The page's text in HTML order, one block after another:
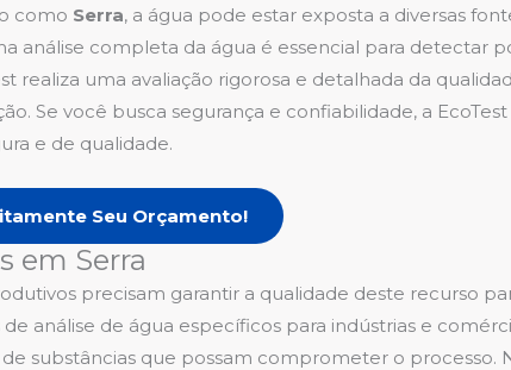
como Serra, a água pode estar exposta a diversas
análise completa da água é essencial para detectar
realiza uma avaliação rigorosa e detalhada da
Se você busca segurança e confiabilidade, a
e de qualidade.
Seu Orçamento!
em Serra
precisam garantir a qualidade deste recurso
análise de água específicos para indústrias e
substâncias que possam comprometer o processo.